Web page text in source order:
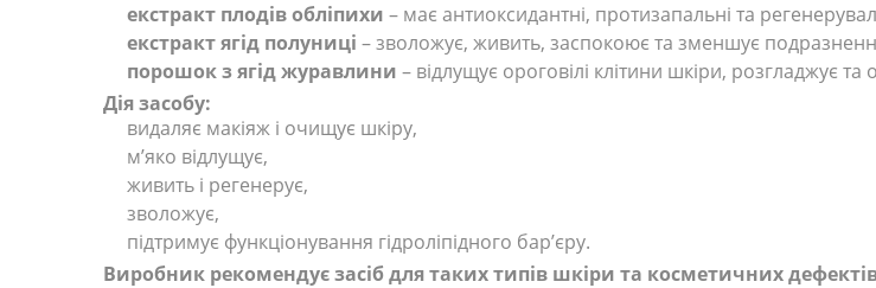
екстракт плодів обліпихи – має антиоксидантні, протизапальні та
екстракт ягід полуниці – зволожує, живить, заспокоює та зменшує
порошок з ягід журавлини – відлущує ороговілі клітини шкіри, розгладжує
Дія засобу:
видаляє макіяж і очищує шкіру,
м’яко відлущує,
живить і регенерує,
зволожує,
підтримує функціонування гідроліпідного бар’єру.
Виробник рекомендує засіб для таких типів шкіри та косметичних